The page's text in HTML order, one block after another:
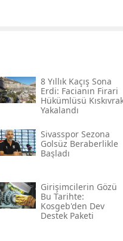
8 Yıllık Kaçış Sona
Erdi: Facianın Firari
Hükümlüsü
Yakalandı
Sivasspor Sezona
Golsüz Beraberlikle
Başladı
Girişimcilerin Gözü
Bu Tarihte:
Kosgeb'den Dev
Destek Paketi